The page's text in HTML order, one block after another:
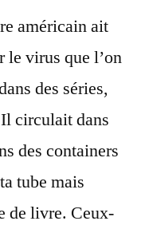
américain ait
le virus que l’on
des séries,
circulait dans
des containers
tube mais
de livre. Ceux-